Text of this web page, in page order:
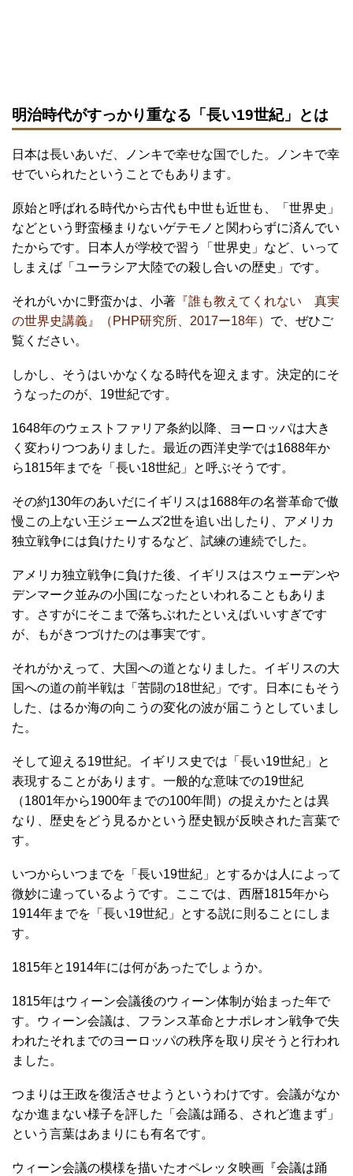
明治時代がすっかり重なる「長い19世紀」とは
日本は長いあいだ、ノンキで幸せな国でした。ノンキで幸
せでいられたということでもあります。
原始と呼ばれる時代から古代も中世も近世も、「世界史」
などという野蛮極まりないゲテモノと関わらずに済んでい
たからです。日本人が学校で習う「世界史」など、いって
しまえば「ユーラシア大陸での殺し合いの歴史」です。
それがいかに野蛮かは、小著 『誰も教えてくれない 真実
の世界史講義』（PHP研究所、2017ー18年） で、ぜひご
覧ください。
しかし、そうはいかなくなる時代を迎えます。決定的にそ
うなったのが、19世紀です。
1648年のウェストファリア条約以降、ヨーロッパは大き
く変わりつつありました。最近の西洋史学では1688年か
ら1815年までを「長い18世紀」と呼ぶそうです。
その約130年のあいだにイギリスは1688年の名誉革命で傲
慢この上ない王ジェームズ2世を追い出したり、アメリカ
独立戦争には負けたりするなど、試練の連続でした。
アメリカ独立戦争に負けた後、イギリスはスウェーデンや
デンマーク並みの小国になったといわれることもありま
す。さすがにそこまで落ちぶれたといえばいいすぎです
が、もがきつづけたのは事実です。
それがかえって、大国への道となりました。イギリスの大
国への道の前半戦は「苦闘の18世紀」です。日本にもそう
した、はるか海の向こうの変化の波が届こうとしていまし
た。
そして迎える19世紀。イギリス史では「長い19世紀」と
表現することがあります。一般的な意味での19世紀
（1801年から1900年までの100年間）の捉えかたとは異
なり、歴史をどう見るかという歴史観が反映された言葉で
す。
いつからいつまでを「長い19世紀」とするかは人によって
微妙に違っているようです。ここでは、西暦1815年から
1914年までを「長い19世紀」とする説に則ることにしま
す。
1815年と1914年には何があったでしょうか。
1815年はウィーン会議後のウィーン体制が始まった年で
す。ウィーン会議は、フランス革命とナポレオン戦争で失
われたそれまでのヨーロッパの秩序を取り戻そうと行われ
ました。
つまりは王政を復活させようというわけです。会議がなか
なか進まない様子を評した「会議は踊る、されど進まず」
という言葉はあまりにも有名です。
ウィーン会議の模様を描いたオペレッタ映画『会議は踊